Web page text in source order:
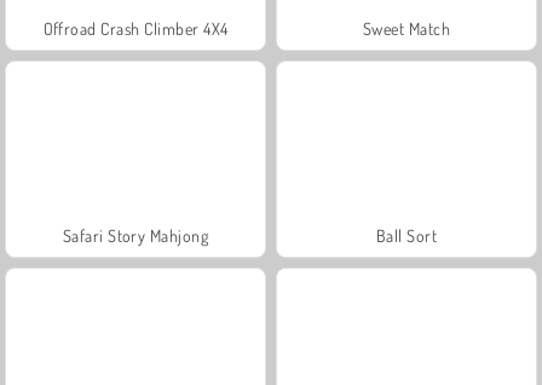
Offroad Crash Climber 4X4 Sweet Match
Safari Story Mahjong Ball Sort